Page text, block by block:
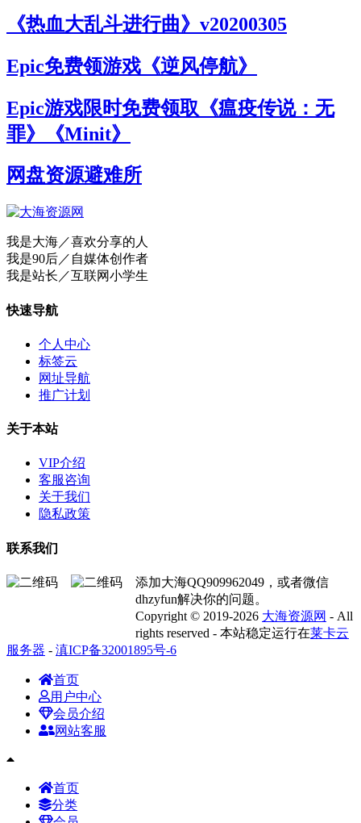
《热血大乱斗进行曲》v20200305
Epic免费领游戏《逆风停航》
Epic游戏限时免费领取《瘟疫传说：无
罪》《Minit》
网盘资源避难所
我是大海／喜欢分享的人
我是90后／自媒体创作者
我是站长／互联网小学生
快速导航
个人中心
标签云
网址导航
推广计划
关于本站
VIP介绍
客服咨询
关于我们
隐私政策
联系我们
添加大海QQ909962049，或者微信
dhzyfun解决你的问题。
Copyright © 2019-2026 大海资源网 - All
rights reserved - 本站稳定运行在莱卡云
服务器 - 滇ICP备32001895号-6
首页
用户中心
会员介绍
网站客服
首页
分类